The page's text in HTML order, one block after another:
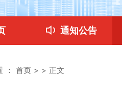
通知公告
： 首页 > > 正文